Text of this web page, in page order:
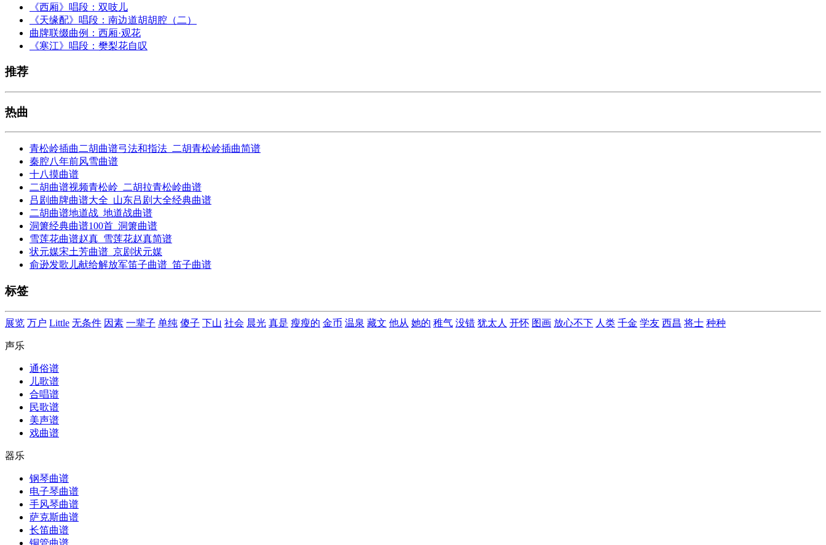
《西厢》唱段：双吱儿
《天缘配》唱段：南边道胡胡腔（二）
曲牌联缀曲例：西厢·观花
《寒江》唱段：樊梨花自叹
推荐
热曲
青松岭插曲二胡曲谱弓法和指法_二胡青松岭插曲简谱
秦腔八年前风雪曲谱
十八摸曲谱
二胡曲谱视频青松岭_二胡拉青松岭曲谱
吕剧曲牌曲谱大全_山东吕剧大全经典曲谱
二胡曲谱地道战_地道战曲谱
洞箫经典曲谱100首_洞箫曲谱
雪莲花曲谱赵真_雪莲花赵真简谱
状元媒宋土芳曲谱_京剧状元媒
俞逊发歌儿献给解放军笛子曲谱_笛子曲谱
标签
展览 万户 Little 无条件 因素 一辈子 单纯 傻子 下山 社会 晨光 真是 瘦瘦的 金币 温泉 藏文 他从 她的 稚气 没错 犹太人 开怀 图画 放心不下 人类 千金 学友 西昌 将士 种种
声乐
通俗谱
儿歌谱
合唱谱
民歌谱
美声谱
戏曲谱
器乐
钢琴曲谱
电子琴曲谱
手风琴曲谱
萨克斯曲谱
长笛曲谱
铜管曲谱